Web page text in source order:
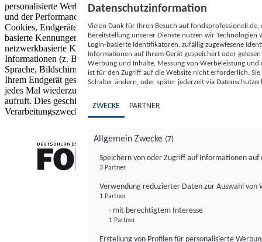
personalisierte Werbung und Inhalte, Messung von Werbeleistung
und der Performance von Inhalten sowie Zielgruppenforschung.
Cookies, Endgeräte- oder ähnliche Online-Kennungen (z. B. login-
basierte Kennungen, zufällig generierte Kennungen,
netzwerkbasierte Kennungen) können zusammen mit anderen
Informationen (z. B. Browsertyp und Browserinformationen,
Sprache, Bildschirmgröße, unterstützte Technologien usw.) auf
Ihrem Endgerät gespeichert oder von dort ausgelesen werden, um es
jedes Mal wiederzuerkennen, wenn es eine App oder einer Webseite
aufruft. Dies geschieht für einen oder mehrere der hier aufgeführten
Verarbeitungszwecke.
Datenschutzinformation
Vielen Dank für Ihren Besuch auf
Bereitstellung unserer Dienste nutzen wir Technologien
Login-basierte Identifikatoren, zufällig zugewiesene
Informationen auf Ihrem Gerät gespeichert oder
Werbung und Inhalte, Messung von Werbeleistung
ist für den Zugriff auf die Website nicht erforderlich.
Schalter ändern, oder später jederzeit via
ZWECKE PARTNER
Allgemein Zwecke (7)
Speichern von oder Zugriff auf Informationen auf
3 Partner
Verwendung reduzierter Daten zur Auswahl von
1 Partner
- mit berechtigtem Interesse
1 Partner
Erstellung von Profilen für personalisierte
FONDS professionell